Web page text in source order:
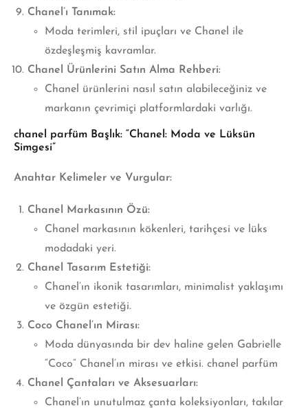
Chanel’ı Tanımak:
Moda terimleri, stil ipuçları ve Chanel ile
özdeşleşmiş kavramlar.
Chanel Ürünlerini Satın Alma Rehberi:
Chanel ürünlerini nasıl satın alabileceğiniz ve
markanın çevrimiçi platformlardaki varlığı.
chanel parfüm Başlık: “Chanel: Moda ve Lüksün
Simgesi”
Anahtar Kelimeler ve Vurgular:
Chanel Markasının Özü:
Chanel markasının kökenleri, tarihçesi ve lüks
modadaki yeri.
Chanel Tasarım Estetiği:
Chanel’ın ikonik tasarımları, minimalist yaklaşımı
ve özgün estetiği.
Coco Chanel’ın Mirası:
Moda dünyasında bir dev haline gelen Gabrielle
“Coco” Chanel’ın mirası ve etkisi. chanel parfüm
Chanel Çantaları ve Aksesuarları:
Chanel’ın unutulmaz çanta koleksiyonları, takılar